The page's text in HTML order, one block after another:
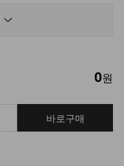
0원
바로구매